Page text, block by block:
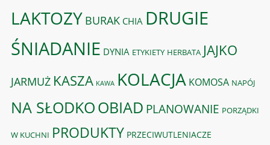
LAKTOZY BURAK CHIA DRUGIE
ŚNIADANIE DYNIA ETYKIETY HERBATA JAJKO
JARMUŻ KASZA KAWA KOLACJA KOMOSA NAPÓJ
NA SŁODKOOBIAD PLANOWANIE PORZĄDKI
W KUCHNI PRODUKTY PRZECIWUTLENIACZE